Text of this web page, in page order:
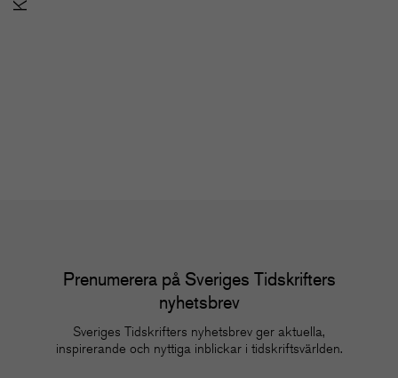
Prenumerera på Sveriges Tidskrifters
nyhetsbrev
Sveriges Tidskrifters nyhetsbrev ger aktuella,
inspirerande och nyttiga inblickar i tidskriftsvärlden.